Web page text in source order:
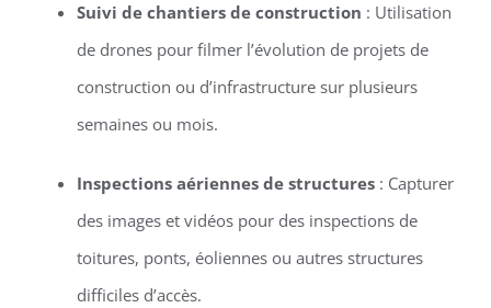
Suivi de chantiers de construction : Utilisation
de drones pour filmer l’évolution de projets de
construction ou d’infrastructure sur plusieurs
semaines ou mois.
Inspections aériennes de structures: Capturer
des images et vidéos pour des inspections de
toitures, ponts, éoliennes ou autres structures
difficiles d’accès.